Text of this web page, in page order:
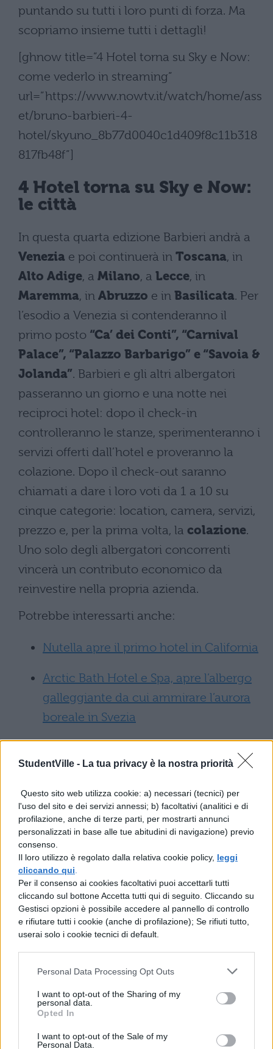
StudentVille - La tua privacy è la nostra priorità
Questo sito web utilizza cookie: a) necessari (tecnici) per
l'uso del sito e dei servizi annessi; b) facoltativi (analitici e di
profilazione, anche di terze parti, per mostrarti annunci
personalizzati in base alle tue abitudini di navigazione) previo
consenso.
Il loro utilizzo è regolato dalla relativa cookie policy, leggi
cliccando qui
Per il consenso ai cookies facoltativi puoi accettarli tutti
cliccando sul bottone Accetta tutti qui di seguito. Cliccando su
Gestisci opzioni è possibile accedere al pannello di controllo
e rifiutare tutti i cookie (anche di profilazione); Se rifiuti tutto,
userai solo i cookie tecnici di default.
Personal Data Processing Opt Outs
I want to opt-out of the Sharing of my
personal data.
Opted In
I want to opt-out of the Sale of my
Personal Data.
puntando su tutti i loro punti di forza. Ma
scopriamo insieme tutti i dettagli!
[ghnow title=”4 Hotel torna su Sky e Now:
come vederlo in streaming”
url=”https://www.nowtv.it/watch/home/ass
et/bruno-barbieri-4-
hotel/skyuno_8b77d0040c1d409f8c11b318
817fb48f”]
4 Hotel torna su Sky e Now:
le città
In questa quarta edizione Barbieri andrà a
Venezia e poi continuerà in Toscana, in
Alto Adige, a Milano, a Lecce, in
Maremma, in Abruzzo e in Basilicata. Per
l’esodio a Venezia si contenderanno il
primo posto “Ca’ dei Conti”, “Carnival
Palace”, “Palazzo Barbarigo” e “Savoia &
Jolanda”. Barbieri e gli altri albergatori
passeranno un giorno e una notte nei
reciproci hotel: dopo il check-in
controlleranno le stanze, sperimenteranno i
servizi offerti dall’hotel e proveranno la
colazione. Dopo il check-out saranno
chiamati a dare i loro voti da 1 a 10 su
cinque categorie: location, camera, servizi,
prezzo e, per la prima volta, la colazione.
Uno solo degli albergatori concorrenti
vincerà un contributo economico da
reinvestire nella propria azienda.
Potrebbe interessarti anche:
Nutella apre il primo hotel in California
Arctic Bath Hotel e Spa, apre l’albergo
galleggiante da cui ammirare l’aurora
boreale in Svezia
hotel a forma di chitarra
Castello di Procopio in Umbria: l’hotel
più di tendenza in zona Perugia (foto)
Trivial Pursuit Hotel, dove paghi i
servizi extra rispondendo alle domande
4 Hotel torna su Sky e Now:
le dichiarazioni di Bruno
Barbieri
“Siamo partiti con una grande
e in questo Sky ci ha dato un validissimo e
Barbieri, come riporta Sorrisi.com –